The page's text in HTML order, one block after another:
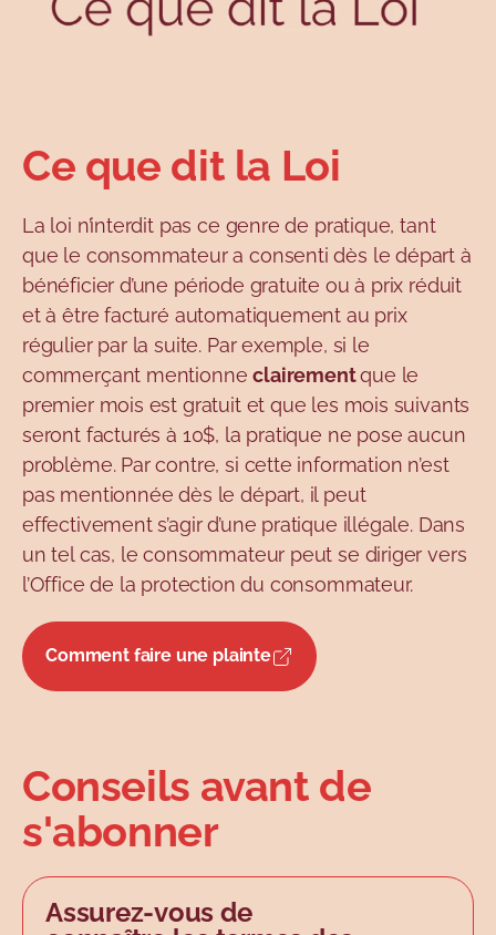
Ce que dit la Loi
La loi n’interdit pas ce genre de pratique, tant
que le consommateur a consenti dès le départ à
bénéficier d’une période gratuite ou à prix réduit
et à être facturé automatiquement au prix
régulier par la suite. Par exemple, si le
commerçant mentionneclairementque le
premier mois est gratuit et que les mois suivants
seront facturés à 10$, la pratique ne pose aucun
problème. Par contre, si cette information n’est
pas mentionnée dès le départ, il peut
effectivement s’agir d’une pratique illégale. Dans
un tel cas, le consommateur peut se diriger vers
l’Office de la protection du consommateur.
Comment faire une plainte
Conseils avant de
s'abonner
Assurez-vous de